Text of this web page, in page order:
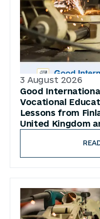
3 August 2026
Good
Vocational
Lessons from
United Kingdom